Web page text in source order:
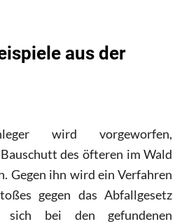
aus der
wird vorgeworfen,
des öfteren im Wald
Gegen ihn wird ein Verfahren
gegen das Abfallgesetz
sich bei den gefundenen